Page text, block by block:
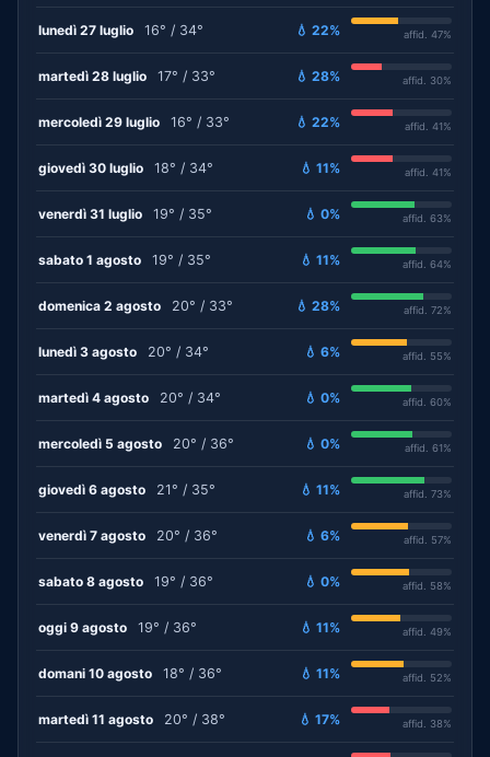
lunedì 27 luglio 16° / 34° 💧 22% affid. 47%
martedì 28 luglio 17° / 33° 💧 28% affid. 30%
mercoledì 29 luglio 16° / 33° 💧 22% affid. 41%
giovedì 30 luglio 18° / 34° 💧 11% affid. 41%
venerdì 31 luglio 19° / 35° 💧 0% affid. 63%
sabato 1 agosto 19° / 35° 💧 11% affid. 64%
domenica 2 agosto 20° / 33° 💧 28% affid. 72%
lunedì 3 agosto 20° / 34° 💧 6% affid. 55%
martedì 4 agosto 20° / 34° 💧 0% affid. 60%
mercoledì 5 agosto 20° / 36° 💧 0% affid. 61%
giovedì 6 agosto 21° / 35° 💧 11% affid. 73%
venerdì 7 agosto 20° / 36° 💧 6% affid. 57%
sabato 8 agosto 19° / 36° 💧 0% affid. 58%
oggi 9 agosto 19° / 36° 💧 11% affid. 49%
domani 10 agosto 18° / 36° 💧 11% affid. 52%
martedì 11 agosto 20° / 38° 💧 17% affid. 38%